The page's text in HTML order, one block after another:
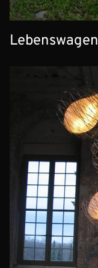
Lebenswagen